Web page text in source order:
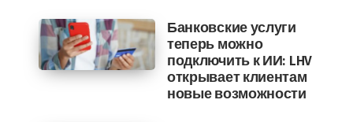
Банковские услуги
теперь можно
подключить к ИИ: LHV
открывает клиентам
новые возможности